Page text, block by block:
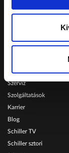
Telephelyeinken
Autóvásárlás
Szerviz
Szolgáltatások
Karrier
Blog
Schiller TV
Schiller sztori